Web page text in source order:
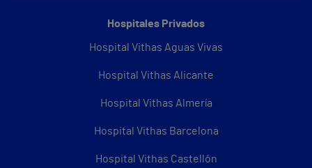
Hospitales Privados
Hospital Vithas Aguas Vivas
Hospital Vithas Alicante
Hospital Vithas Almería
Hospital Vithas Barcelona
Hospital Vithas Castellón